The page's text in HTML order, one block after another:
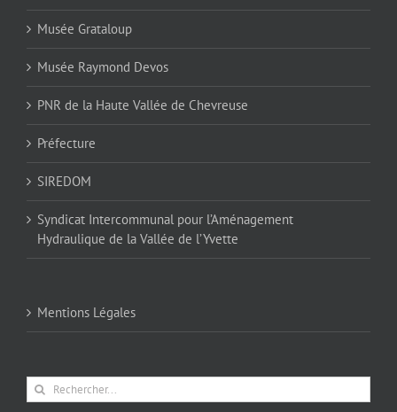
Musée Grataloup
Musée Raymond Devos
PNR de la Haute Vallée de Chevreuse
Préfecture
SIREDOM
Syndicat Intercommunal pour l’Aménagement
Hydraulique de la Vallée de l’Yvette
Mentions Légales
Rechercher: